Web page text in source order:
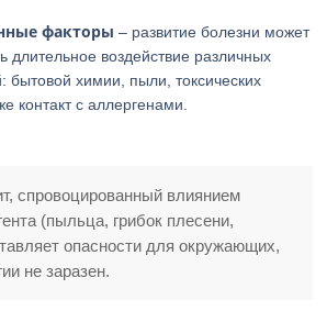
факторы – развитие болезни может
длительное воздействие различных
бытовой химии, пыли, токсических
контакт с аллергенами.
спровоцированный влиянием
(пыльца, грибок плесени,
опасности для окружающих,
не заразен.